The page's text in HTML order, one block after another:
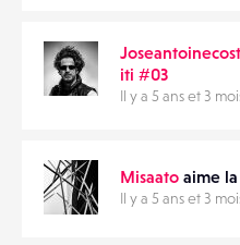
iti #03
Il y a 5 ans et 3
Misaato aime
Il y a 5 ans et 3